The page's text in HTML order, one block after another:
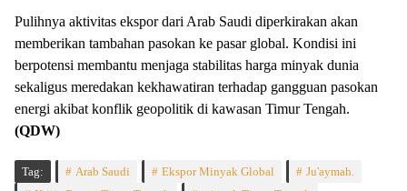
Pulihnya aktivitas ekspor dari Arab Saudi diperkirakan akan
memberikan tambahan pasokan ke pasar global. Kondisi ini
berpotensi membantu menjaga stabilitas harga minyak dunia
sekaligus meredakan kekhawatiran terhadap gangguan pasokan
energi akibat konflik geopolitik di kawasan Timur Tengah.
(QDW)
Tag: Arab Saudi Ekspor Minyak Global
Ju'aymah.